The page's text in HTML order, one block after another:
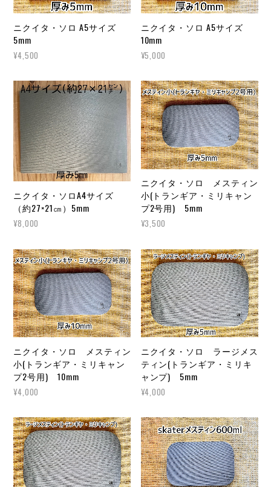
ニクイタ・ソロ A5サイズ
5mm
¥4,500
ニクイタ・ソロ A5サイズ
10mm
¥5,000
ニクイタ・ソロA4サイズ
（約27×21㎝）5mm
¥8,000
ニクイタ・ソロ メスティン
小(トランギア・ミリキャン
プ2号用) 5mm
¥3,500
ニクイタ・ソロ メスティン
小(トランギア・ミリキャン
プ2号用) 10mm
¥4,000
ニクイタ・ソロ ラージメス
ティン(トランギア・ミリキ
ャンプ) 5mm
¥4,000